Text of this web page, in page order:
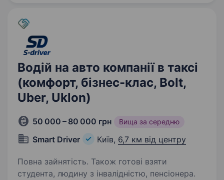
заробляти ще більше. Приєднуйтесь…
Водій на авто компанії в таксі
(комфорт, бізнес-клас, Bolt,
Uber, Uklon)
50 000 – 80 000 грн Вища за середню
Smart Driver Київ, 6,7 км від центру
Повна зайнятість. Також готові взяти
студента, людину з інвалідністю, пенсіонера.